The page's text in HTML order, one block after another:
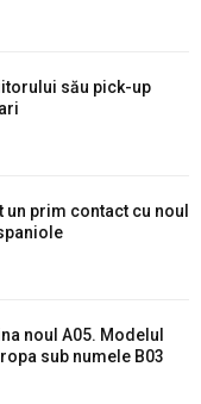
său pick-up
un prim contact cu noul
noul A05. Modelul
sub numele B03